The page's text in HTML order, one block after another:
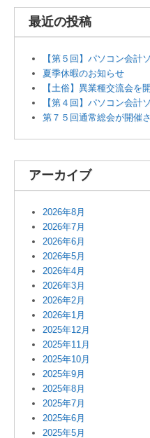
最近の投稿
【第５回】パソコン会計
夏季休暇のお知らせ
【土俗】異業種交流会を
【第４回】パソコン会計
第７５回通常総会が開催
アーカイブ
2026年8月
2026年7月
2026年6月
2026年5月
2026年4月
2026年3月
2026年2月
2026年1月
2025年12月
2025年11月
2025年10月
2025年9月
2025年8月
2025年7月
2025年6月
2025年5月